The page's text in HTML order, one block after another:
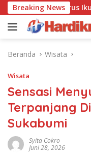
Langsung
ke
konten
Breaking News
Ikuti Seleksi
Beranda Wisata
Wisata
Sensasi
Terpanjang
Sukabumi
Syita Cokro
Juni 28, 2026